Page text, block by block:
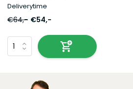
Deliverytime
€64,- €54,-